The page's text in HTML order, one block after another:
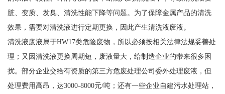
脏、变质、发臭、清洗性能下降等问题。为了保障金属产品的清洗
效果，需要对清洗液进行定期更换，因此产生清洗液废液。
清洗液废液属于HW17类危险废物，所以必须按相关法律法规妥善处
理；又因清洗液更换周期短，废液量大，给制造企业的带来很多困
扰。部分企业交给有资质的第三方危废处理公司委外处理废液，但
处理费用高昂，达3000-8000元/吨；还有一些企业自建污水处理站，